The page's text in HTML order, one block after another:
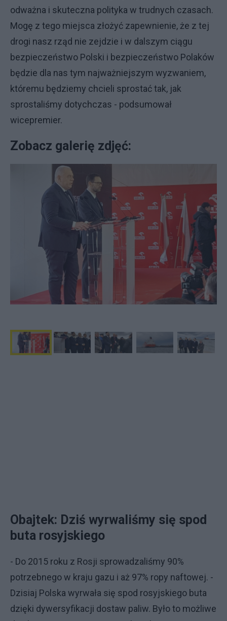
odważna i skuteczna polityka w trudnych czasach.
Mogę z tego miejsca złożyć zapewnienie, że z tej
drogi nasz rząd nie zejdzie i w dalszym ciągu
bezpieczeństwo Polski i bezpieczeństwo Polaków
będzie dla nas tym najważniejszym wyzwaniem,
któremu będziemy chcieli sprostać tak, jak
sprostaliśmy dotychczas - podsumował
wicepremier.
Zobacz galerię zdjęć:
Obajtek: Dziś wyrwaliśmy się spod
buta rosyjskiego
- Do 2015 roku z Rosji sprowadzaliśmy 90%
potrzebnego w kraju gazu i aż 97% ropy naftowej. -
Dzisiaj Polska wyrwała się spod rosyjskiego buta
dzięki dywersyfikacji dostaw paliw. Było to możliwe